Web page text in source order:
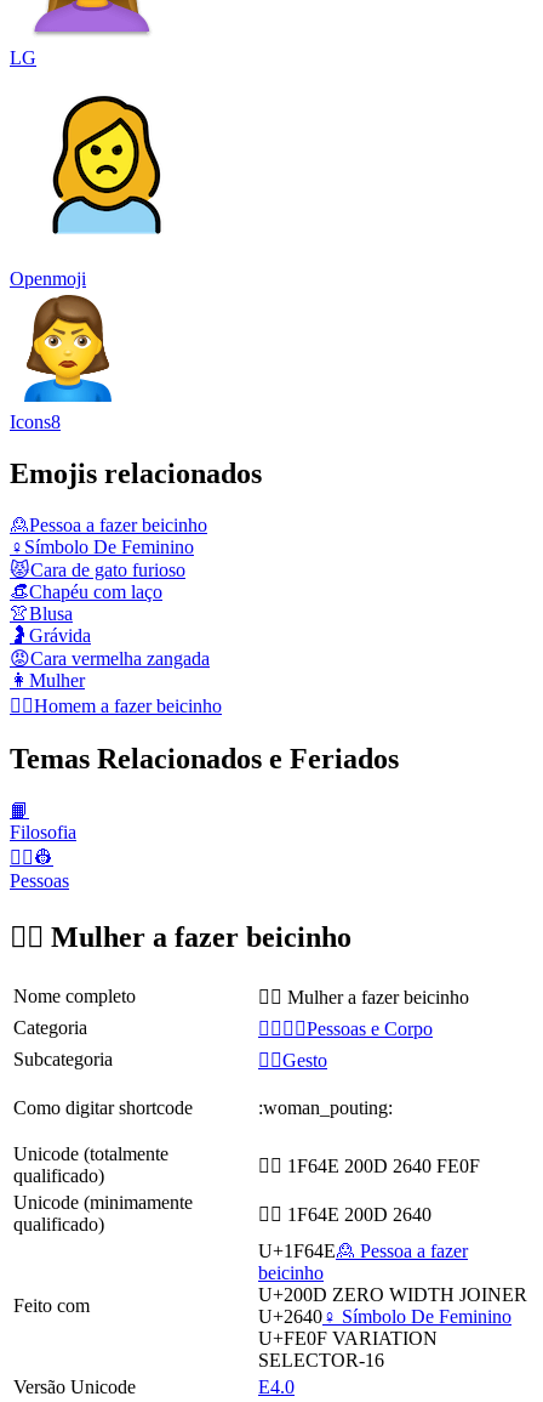
LG
Openmoji
Icons8
Emojis relacionados
🙎Pessoa a fazer beicinho
♀️ Símbolo De Feminino
😾Cara de gato furioso
👒Chapéu com laço
👚Blusa
🤰 Grávida
😡Cara vermelha zangada
👩 Mulher
🙎‍♂️Homem a fazer beicinho
Temas Relacionados e Feriados
📙
Filosofia
👨‍✈️👷
Pessoas
🙎‍♀️ Mulher a fazer beicinho
Nome completo
🙎‍♀️ Mulher a fazer beicinho
Categoria
👩‍❤️‍💋‍👨Pessoas e Corpo
Subcategoria
🙅‍♀️Gesto
Como digitar shortcode :woman_pouting:
Unicode (totalmente
qualificado)
🙎‍♀️ 1F64E 200D 2640 FE0F
Unicode (minimamente
qualificado)
🙎‍♀ 1F64E 200D 2640
Feito com
U+1F64E🙎 Pessoa a fazer
beicinho
U+200D ZERO WIDTH JOINER
U+2640♀️ Símbolo De Feminino
U+FE0F VARIATION
SELECTOR-16
Versão Unicode
E4.0